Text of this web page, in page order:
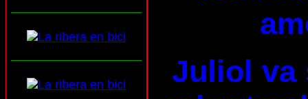
Juliol va